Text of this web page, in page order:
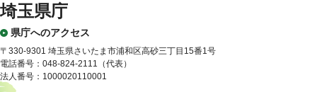
埼玉県庁
県庁へのアクセス
〒330-9301 埼玉県さいたま市浦和区高砂三丁目15番1号
電話番号：048-824-2111（代表）
法人番号：1000020110001